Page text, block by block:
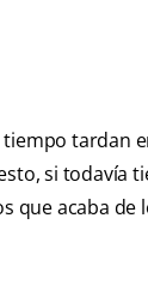
tardan
si todavía
que acaba de